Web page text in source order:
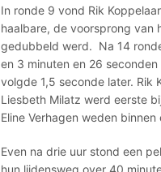
In ronde 9 vond Rik
haalbare, de voorsprong van
gedubbeld werd. Na 14
en 3 minuten en 26
volgde 1,5 seconde later. Rik
Liesbeth Milatz werd eerste
Eline Verhagen weden
Even na drie uur stond een